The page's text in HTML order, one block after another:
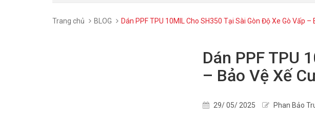
Trang chủ BLOG Dán PPF TPU 10MIL Cho SH350 Tại Sài Gòn Độ Xe Gò Vấp
Dán PPF TPU
– Bảo Vệ Xế
29/ 05/ 2025 Phan Bảo